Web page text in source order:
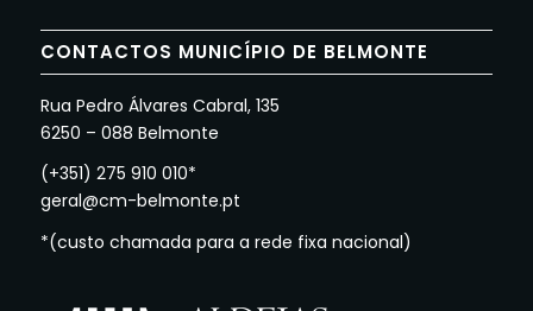
CONTACTOS MUNICÍPIO DE BELMONTE
Rua Pedro Álvares Cabral, 135
6250 – 088 Belmonte
(+351) 275 910 010*
geral@cm-belmonte.pt
*(custo chamada para a rede fixa nacional)